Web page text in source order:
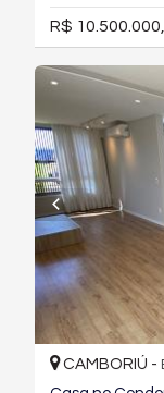
R$ 10.500.000,
CAMBORIÚ -